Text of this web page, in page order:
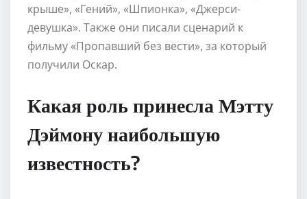
крыше», «Гений», «Шпионка», «Джерси-
девушка». Также они писали сценарий к
фильму «Пропавший без вести», за который
получили Оскар.
Какая роль принесла Мэтту
Дэймону наибольшую
известность?